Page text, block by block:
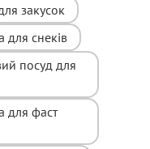
закусок
для снеків
посуд для
для фаст